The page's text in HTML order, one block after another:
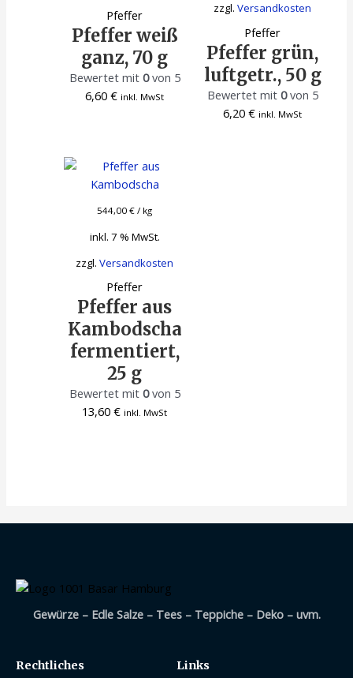
Pfeffer
Pfeffer weiß
ganz, 70 g
Bewertet mit 0von 5
6,60€ inkl. MwSt
zzgl.Versandkosten
Pfeffer
Pfeffer grün,
luftgetr., 50 g
Bewertet mit 0von 5
6,20€ inkl. MwSt
544,00€ / kg
inkl. 7 % MwSt.
zzgl.Versandkosten
Pfeffer
Pfeffer aus
Kambodscha
fermentiert,
25 g
Bewertet mit 0von 5
13,60€ inkl. MwSt
Gewürze – Edle Salze – Tees – Teppiche – Deko – uvm.
Rechtliches Links